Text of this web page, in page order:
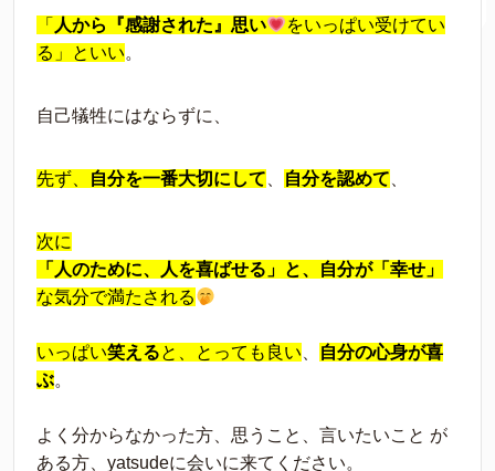
「 人から『感謝された』思い
をいっぱい受けてい
る」といい。
自己犠牲にはならずに、
先ず、 自分を一番大切にして 自分を認めて
次に
「人のために、人を喜ばせる」と、自分が「幸せ」
な気分で満たされる
いっぱい笑えると、とっても良い
自分の心身が喜
ぶ。
よく分からなかった方、思うこと、言いたいこと が
ある方、yatsudeに会いに来てください。